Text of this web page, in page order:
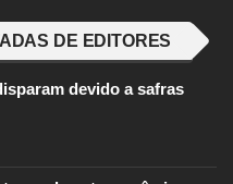
DE EDITORES
devido a safras